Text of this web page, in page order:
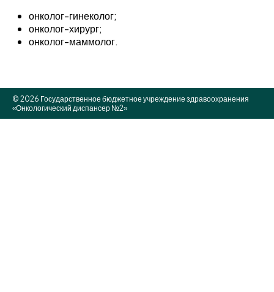
онколог-гинеколог;
онколог-хирург;
онколог-маммолог.
© 2026 Государственное бюджетное учреждение здравоохранения
«Онкологический диспансер №2»